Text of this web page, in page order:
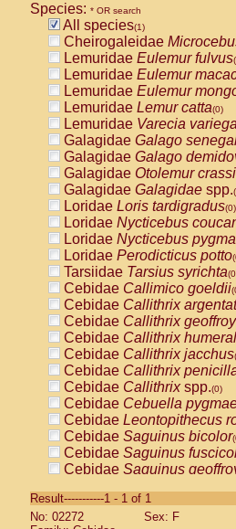
Species: * OR search
All species(1)
Cheirogaleidae
Lemuridae Eulemur fulvus
Lemuridae Eulemur
Lemuridae Eulemur
Lemuridae Lemur catta(0)
Lemuridae Varecia
Galagidae Galago
Galagidae Galago
Galagidae Otolemur
Galagidae Galagidae spp.
Loridae Loris tardigradus(0)
Loridae Nycticebus
Loridae Nycticebus
Loridae Perodicticus potto
Tarsiidae Tarsius syrichta
Cebidae Callimico goeldii
Cebidae Callithrix
Cebidae Callithrix
Cebidae Callithrix
Cebidae Callithrix jacchus
Cebidae Callithrix
Cebidae Callithrixspp.(0)
Cebidae Cebuella
Cebidae Leontopithecus
Cebidae Saguinus bicolor
Cebidae Saguinus
Cebidae Saguinus
CebidaeSaguinus
Cebidae Saguinus
Result-----------1 - 1 of 1
No: 02272
Sex: F